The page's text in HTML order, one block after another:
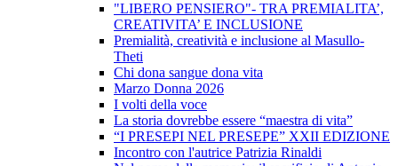
"LIBERO PENSIERO"- TRA PREMIALITA’,
CREATIVITA’ E INCLUSIONE
Premialità, creatività e inclusione al Masullo-
Theti
Chi dona sangue dona vita
Marzo Donna 2026
I volti della voce
La storia dovrebbe essere “maestra di vita”
“I PRESEPI NEL PRESEPE” XXII EDIZIONE
Incontro con l'autrice Patrizia Rinaldi